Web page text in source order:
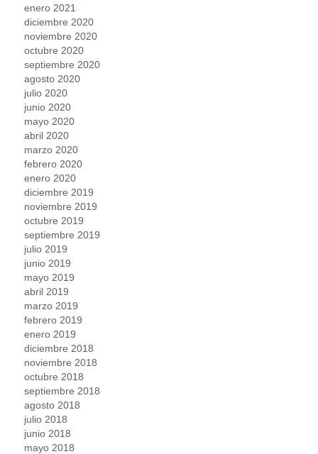
enero 2021
diciembre 2020
noviembre 2020
octubre 2020
septiembre 2020
agosto 2020
julio 2020
junio 2020
mayo 2020
abril 2020
marzo 2020
febrero 2020
enero 2020
diciembre 2019
noviembre 2019
octubre 2019
septiembre 2019
julio 2019
junio 2019
mayo 2019
abril 2019
marzo 2019
febrero 2019
enero 2019
diciembre 2018
noviembre 2018
octubre 2018
septiembre 2018
agosto 2018
julio 2018
junio 2018
mayo 2018